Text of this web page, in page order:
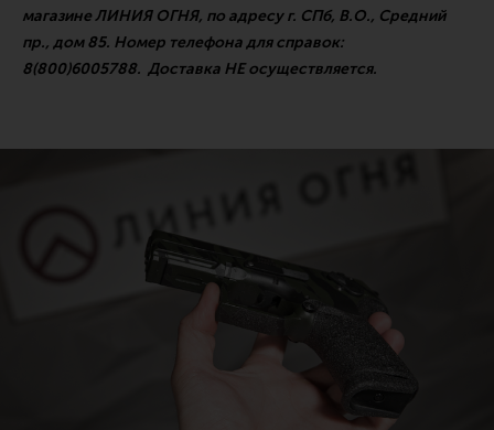
магазине ЛИНИЯ ОГНЯ, по адресу г. СПб, В.О., Средний
пр., дом 85. Номер телефона для справок:
8(800)6005788. Доставка НЕ осуществляется.